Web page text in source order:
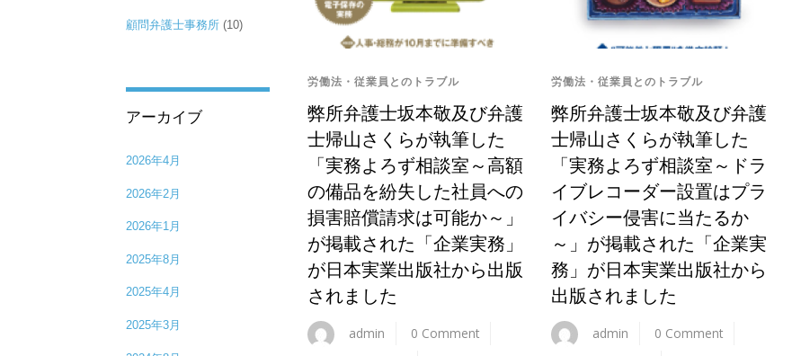
労働法・従業員とのトラブル
弊所弁護士坂本敬及び弁護
士帰山さくらが執筆した
「実務よろず相談室～高額
の備品を紛失した社員への
損害賠償請求は可能か～」
が掲載された「企業実務」
が日本実業出版社から出版
されました
admin
0 Comment
労働法・従業員とのトラブル
弊所弁護士坂本敬及び弁護
士帰山さくらが執筆した
「実務よろず相談室～ドラ
イブレコーダー設置はプラ
イバシー侵害に当たるか
～」が掲載された「企業実
務」が日本実業出版社から
出版されました
admin
0 Comment
顧問弁護士事務所 (10)
アーカイブ
2026年4月
2026年2月
2026年1月
2025年8月
2025年4月
2025年3月